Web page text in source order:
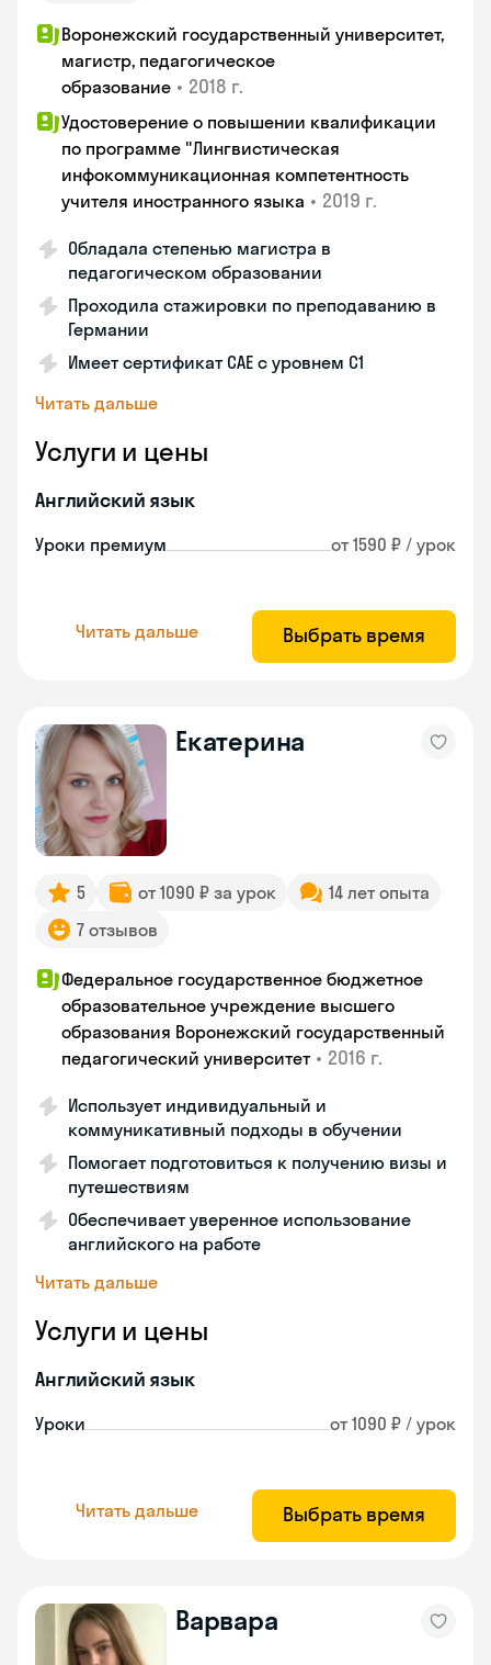
Воронежский государственный университет,
магистр, педагогическое
образование • 2018 г.
Удостоверение о повышении квалификации
по программе "Лингвистическая
инфокоммуникационная компетентность
учителя иностранного языка • 2019 г.
Обладала степенью магистра в
педагогическом образовании
Проходила стажировки по преподаванию в
Германии
Имеет сертификат САЕ с уровнем С1
Читать дальше
Услуги и цены
Английский язык
Уроки премиум от 1590 ₽ / урок
Читать дальше Выбрать время
Екатерина
5 от 1090 ₽ за урок
14 лет опыта
7 отзывов
Федеральное государственное бюджетное
образовательное учреждение высшего
образования Воронежский государственный
педагогический университет • 2016 г.
Использует индивидуальный и
коммуникативный подходы в обучении
Помогает подготовиться к получению визы и
путешествиям
Обеспечивает уверенное использование
английского на работе
Читать дальше
Услуги и цены
Английский язык
Уроки от 1090 ₽ / урок
Читать дальше Выбрать время
Варвара